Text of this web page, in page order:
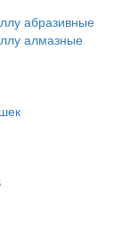
абразивные
алмазные